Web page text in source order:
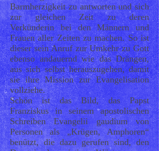
Barmherzigkeit zu antworten und sich
zur gleichen Zeit zu deren
Verkünderin bei den Männern und
Frauen aller Zeiten zu machen. So ist
dieser sein Anruf zur Umkehr zu Gott
ebenso andauernd wie das Drängen,
aus sich selbst herauszugehen, damit
sie ihre Mission zur Evangelisation
vollziehe.
Schön ist das Bild, das Papst
Franziskus in seinem apostolischen
Schreiben Evangelii gaudium von
Personen als „Krügen, Amphoren“
benützt, die dazu gerufen sind, den